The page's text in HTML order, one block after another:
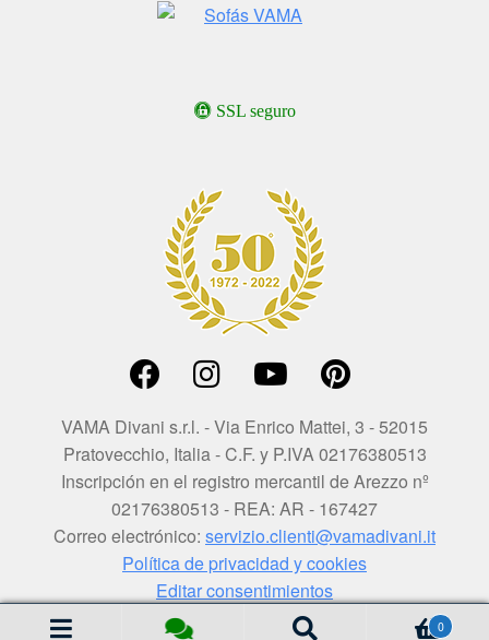
SSL seguro
Búsqueda 0
VAMA Divani s.r.l. - Via Enrico Mattei, 3 - 52015
Pratovecchio, Italia - C.F. y P.IVA 02176380513
Inscripción en el registro mercantil de Arezzo nº
02176380513 - REA: AR - 167427
Correo electrónico: servizio.clienti@vamadivani.it
Política de privacidad y cookies
Editar consentimientos